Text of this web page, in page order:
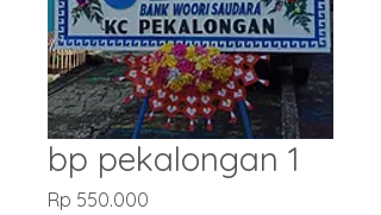
bp pekalongan 1
Rp 550.000